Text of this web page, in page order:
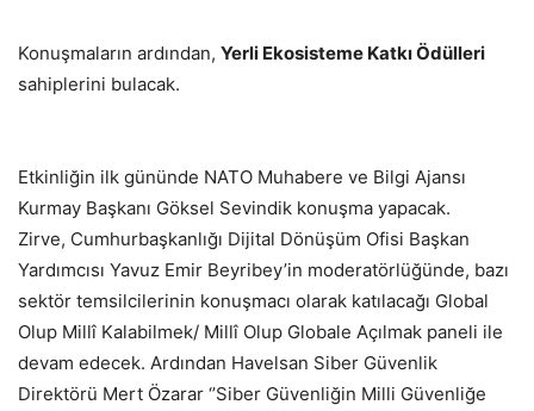
Konuşmaların ardından, Yerli Ekosisteme Katkı Ödülleri
sahiplerini bulacak.
Etkinliğin ilk gününde NATO Muhabere ve Bilgi Ajansı
Kurmay Başkanı Göksel Sevindik konuşma yapacak.
Zirve, Cumhurbaşkanlığı Dijital Dönüşüm Ofisi Başkan
Yardımcısı Yavuz Emir Beyribey’in moderatörlüğünde, bazı
sektör temsilcilerinin konuşmacı olarak katılacağı Global
Olup Millî Kalabilmek/ Millî Olup Globale Açılmak paneli ile
devam edecek. Ardından Havelsan Siber Güvenlik
Direktörü Mert Özarar ‘’Siber Güvenliğin Milli Güvenliğe